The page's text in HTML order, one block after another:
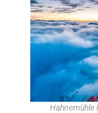
Hahnemühle